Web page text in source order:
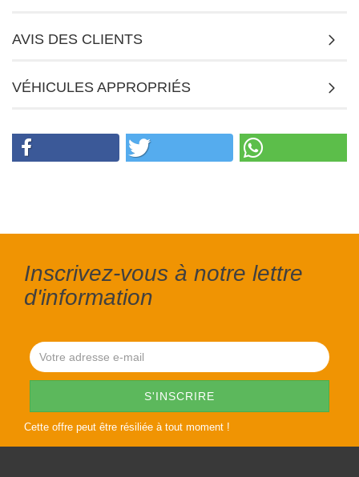
AVIS DES CLIENTS
VÉHICULES APPROPRIÉS
Inscrivez-vous à notre lettre
d'information
Cette offre peut être résiliée à tout moment !